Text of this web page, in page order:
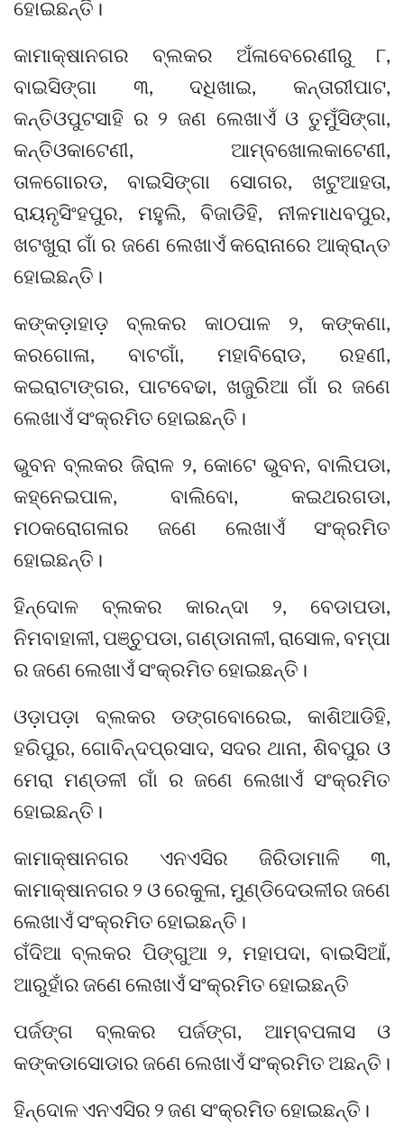
ହୋଇଛନ୍ତି।
କାମାକ୍ଷାନଗର ବ୍ଲକର ଅଁଳାବେରେଣୀରୁ ୮,
ବାଇସିଙ୍ଗା ୩, ଦଧିଖାଇ, କନ୍ତାରୀପାଟ,
କନ୍ତିଓପୁଟସାହି ର ୨ ଜଣ ଲେଖାଏଁ ଓ ତୁମୁଁସିଙ୍ଗା,
କନ୍ତିଓକାଟେଣୀ, ଆମ୍ବଖୋଲକାଟେଣୀ,
ତାଳଗୋରଡ, ବାଇସିଙ୍ଗା ସୋଗର, ଖଟୁଆହତା,
ରାୟନୃସିଂହପୁର, ମହୁଲି, ବିଜାଡିହି, ନୀଳମାଧବପୁର,
ଖଟଖୁରା ଗାଁ ର ଜଣେ ଲେଖାଏଁ କରୋନାରେ ଆକ୍ରାନ୍ତ
ହୋଇଛନ୍ତି।
କଙ୍କଡ଼ାହାଡ଼ ବ୍ଲକର କାଠପାଳ ୨, କଙ୍କଣା,
କରଗୋଳା, ବାଟଗାଁ, ମହାବିରୋଡ, ରହଣୀ,
କଇରାଟାଙ୍ଗର, ପାଟବେଢା, ଖଜୁରିଆ ଗାଁ ର ଜଣେ
ଲେଖାଏଁ ସଂକ୍ରମିତ ହୋଇଛନ୍ତି।
ଭୁବନ ବ୍ଲକର ଜିରାଳ ୨, କୋଟେ ଭୁବନ, ବାଲିପଡା,
କହ୍ନେଇପାଳ, ବାଲିବୋ, କଇଥରଗଡା,
ମଠକରୋଗଳାର ଜଣେ ଲେଖାଏଁ ସଂକ୍ରମିତ
ହୋଇଛନ୍ତି।
ହିନ୍ଦୋଳ ବ୍ଲକର କାରନ୍ଦା ୨, ବେଡାପଡା,
ନିମବାହାଳୀ, ପଞ୍ଚୁପଡା, ଗଣ୍ଡାନାଳୀ, ରାସୋଳ, ବମ୍ପା
ର ଜଣେ ଲେଖାଏଁ ସଂକ୍ରମିତ ହୋଇଛନ୍ତି।
ଓଡ଼ାପଡ଼ା ବ୍ଲକର ଡଙ୍ଗବୋରେଇ, କାଶିଆଡିହି,
ହରିପୁର, ଗୋବିନ୍ଦପ୍ରସାଦ, ସଦର ଥାନା, ଶିବପୁର ଓ
ମେରା ମଣ୍ଡଳୀ ଗାଁ ର ଜଣେ ଲେଖାଏଁ ସଂକ୍ରମିତ
ହୋଇଛନ୍ତି।
କାମାକ୍ଷାନଗର ଏନଏସିର ଜିରିଡାମାଳି ୩,
କାମାକ୍ଷାନଗର ୨ ଓ ରେକୁଳା, ମୁଣ୍ଡିଦେଉଳୀର ଜଣେ
ଲେଖାଏଁ ସଂକ୍ରମିତ ହୋଇଛନ୍ତି।
ଗଁଦିଆ ବ୍ଲକର ପିଙ୍ଗୁଆ ୨, ମହାପଦା, ବାଇସିଆଁ,
ଆରୁହାଁର ଜଣେ ଲେଖାଏଁ ସଂକ୍ରମିତ ହୋଇଛନ୍ତି
ପର୍ଜଙ୍ଗ ବ୍ଲକର ପର୍ଜଙ୍ଗ, ଆମ୍ବପଳାସ ଓ
କଙ୍କଡାସୋଡାର ଜଣେ ଲେଖାଏଁ ସଂକ୍ରମିତ ଅଛନ୍ତି।
ହିନ୍ଦୋଳ ଏନଏସିର ୨ ଜଣ ସଂକ୍ରମିତ ହୋଇଛନ୍ତି।